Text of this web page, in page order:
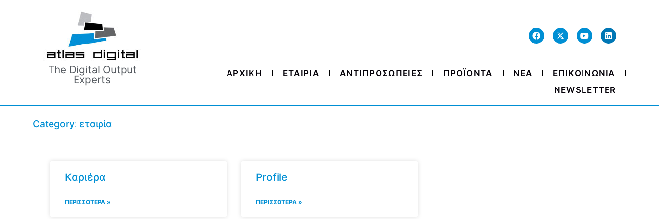
The Digital Output
Experts
ΑΡΧΙΚΗ ΕΤΑΙΡΙΑ ΑΝΤΙΠΡΟΣΩΠΕΙΕΣ ΠΡΟΪΟΝΤΑ ΝΕΑ
ΕΠΙΚΟΙΝΩΝΙΑ
NEWSLETTER
Category: εταιρία
Kαριέρα
ΠΕΡΙΣΣΟΤΕΡΑ »
Profile
ΠΕΡΙΣΣΟΤΕΡΑ »